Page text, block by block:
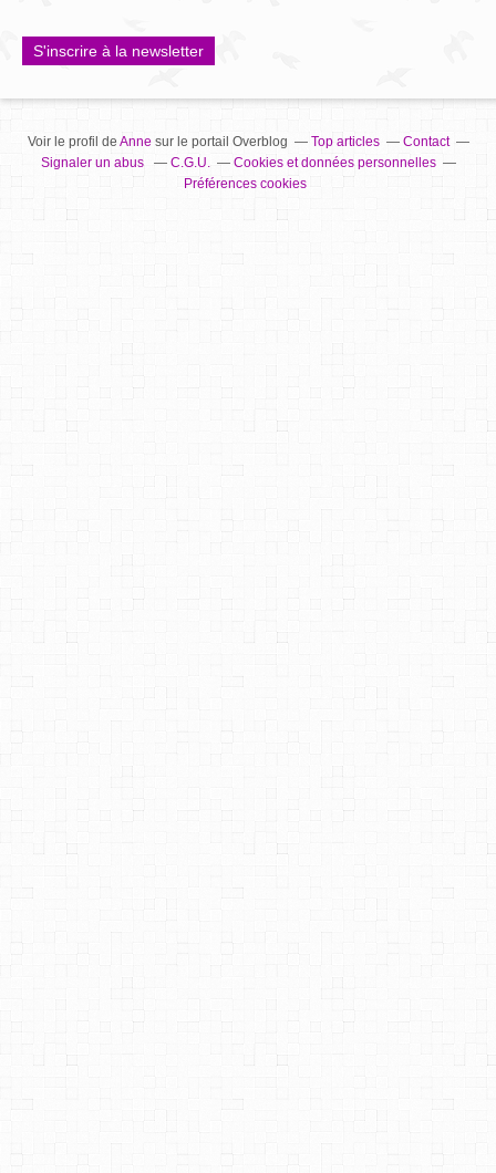
S'inscrire à la newsletter
Voir le profil de Annesur le portail Overblog Top articles
Contact
Signaler un abus
C.G.U.
Cookies et données personnelles
Préférences cookies